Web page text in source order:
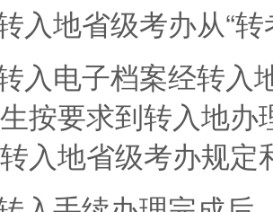
入地省级考办从“
入电子档案经转入
按要求到转入地
入地省级考办规定